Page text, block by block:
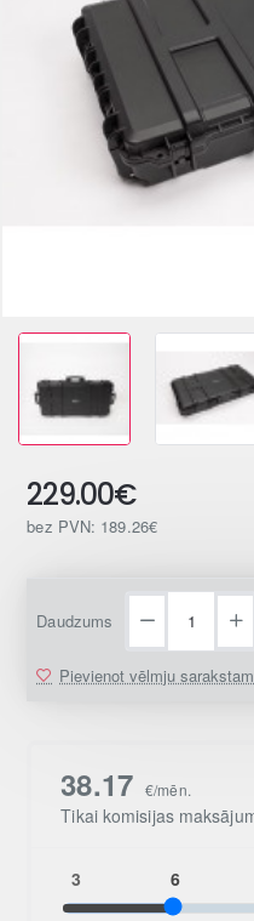
229.00€
bez PVN: 189.26€
Daudzums
Pievienot vēlmju sarakstam